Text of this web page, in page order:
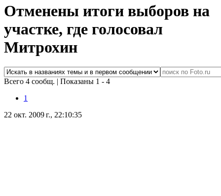
Отменены итоги выборов на
участке, где голосовал
Митрохин
Всего 4 сообщ. | Показаны 1 - 4
1
22 окт. 2009 г., 22:10:35